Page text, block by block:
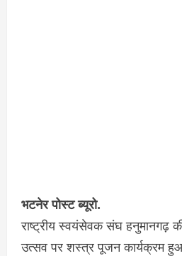
भटनेर पोस्ट ब्यूरो.
राष्ट्रीय स्वयंसेवक संघ हनुमानगढ़
उत्सव पर शस्त्र पूजन कार्यक्रम